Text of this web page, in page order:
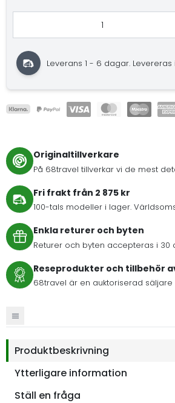
Leverans 1 - 6 dagar. Levereras
Originaltillverkare
På 68travel tillverkar vi de mest
Fri frakt från 2 875 kr
100-tals modeller i lager.
Enkla returer och byten
Returer och byten accepteras i
Reseprodukter och tillbehör
68travel är en auktoriserad
Produktbeskrivning
Ytterligare information
Ställ en fråga